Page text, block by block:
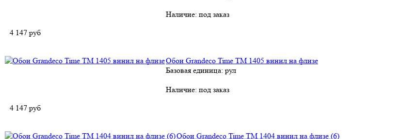
Наличие: под заказ
4 147 руб
Обои Grandeco Time TM 1405 винил на флизе
Базовая единица: рул
Наличие: под заказ
4 147 руб
Обои Grandeco Time TM 1404 винил на флизе (6)